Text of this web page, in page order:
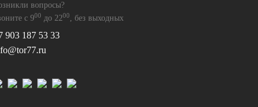
вопросы?
с 900 до 2200, без выходных
903 187 53 33